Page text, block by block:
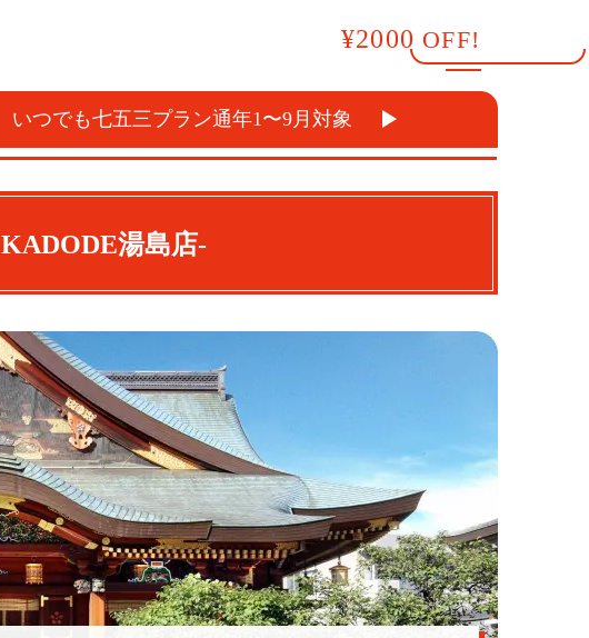
¥2000 OFF!
いつでも七五三プラン通年1〜9月対象
KADODE湯島店-